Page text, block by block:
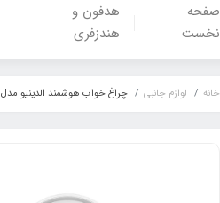
صفحه
نخست
هدفون‌ و‌
هندزفری
خانه لوازم جانبی چراغ خواب هوشمند الدینیو مدل LDNIO Y1